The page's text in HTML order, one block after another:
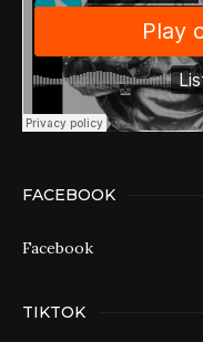
FACEBOOK
Facebook
TIKTOK